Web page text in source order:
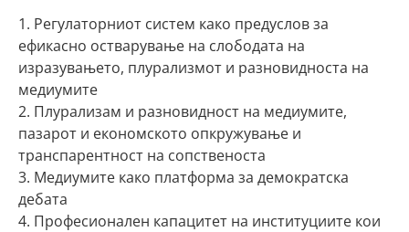
1. Регулаторниот систем како предуслов за
ефикасно остварување на слободата на
изразувањето, плурализмот и разновидноста на
медиумите
2. Плурализам и разновидност на медиумите,
пазарот и економското опкружување и
транспарентност на сопственоста
3. Медиумите како платформа за демократска
дебата
4. Професионален капацитет на институциите кои